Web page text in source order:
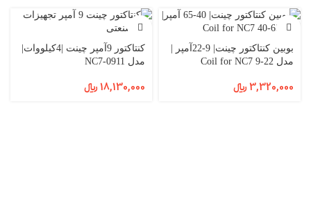
بوبین کنتاکتور چینت| 9-22آمپر |
مدل Coil for NC7 9-22
3,320,000 ﷼
کنتاکتور 9آمپر چینت |4کیلووات|
مدل NC7-0911
18,130,000﷼